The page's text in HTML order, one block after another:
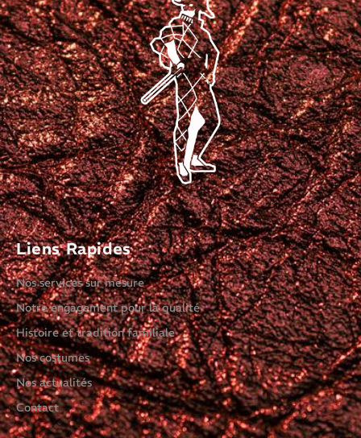
Liens Rapides
Nos services sur mesure
Notre engagement pour la qualité
Histoire et tradition familiale
Nos costumes
Nos actualités
Contact